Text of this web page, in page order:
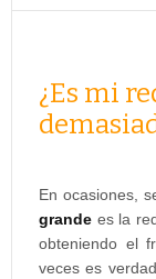
¿Es mi
En ocasiones,
grande es la
obteniendo el
veces es